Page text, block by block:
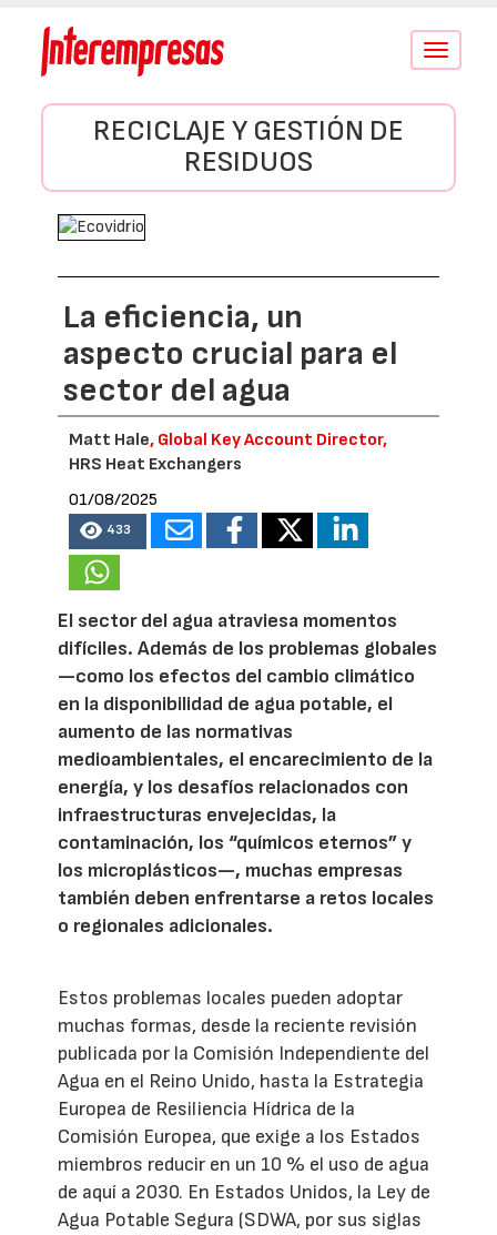
Conmutar
RECICLAJE Y GESTIÓN DE
RESIDUOS
La eficiencia, un
aspecto crucial para el
sector del agua
Matt Hale, Global Key Account Director,
HRS Heat Exchangers
01/08/2025
433
El sector del agua atraviesa momentos
difíciles. Además de los problemas globales
—como los efectos del cambio climático
en la disponibilidad de agua potable, el
aumento de las normativas
medioambientales, el encarecimiento de la
energía, y los desafíos relacionados con
infraestructuras envejecidas, la
contaminación, los “químicos eternos” y
los microplásticos—, muchas empresas
también deben enfrentarse a retos locales
o regionales adicionales.
Estos problemas locales pueden adoptar
muchas formas, desde la reciente revisión
publicada por la Comisión Independiente del
Agua en el Reino Unido, hasta la Estrategia
Europea de Resiliencia Hídrica de la
Comisión Europea, que exige a los Estados
miembros reducir en un 10 % el uso de agua
de aquí a 2030. En Estados Unidos, la Ley de
Agua Potable Segura (SDWA, por sus siglas